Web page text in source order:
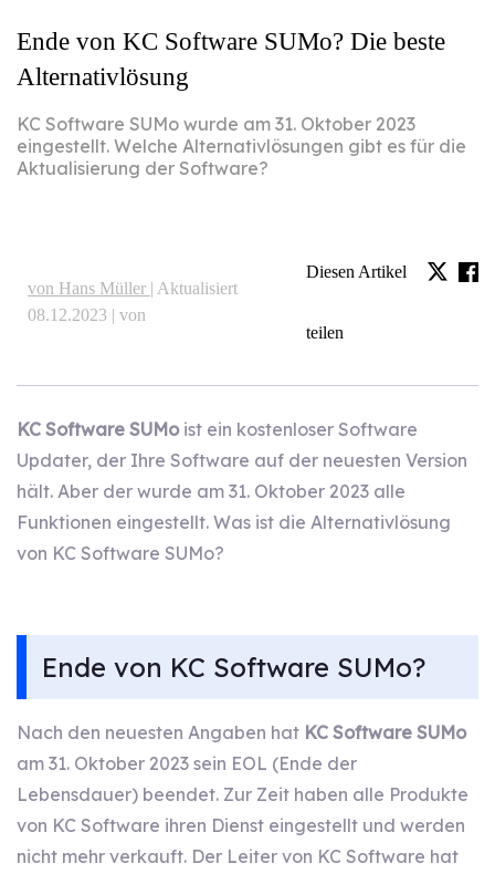
Ende von KC Software SUMo? Die beste
Alternativlösung
KC Software SUMo wurde am 31. Oktober 2023
eingestellt. Welche Alternativlösungen gibt es für die
Aktualisierung der Software?
von Hans Müller | Aktualisiert
08.12.2023 | von
Diesen Artikel
teilen
KC Software SUMoist ein kostenloser Software
Updater, der Ihre Software auf der neuesten Version
hält. Aber der wurde am 31. Oktober 2023 alle
Funktionen eingestellt. Was ist die Alternativlösung
von KC Software SUMo?
Ende von KC Software SUMo?
Nach den neuesten Angaben hat KC Software SUMo
am 31. Oktober 2023 sein EOL (Ende der
Lebensdauer) beendet. Zur Zeit haben alle Produkte
von KC Software ihren Dienst eingestellt und werden
nicht mehr verkauft. Der Leiter von KC Software hat